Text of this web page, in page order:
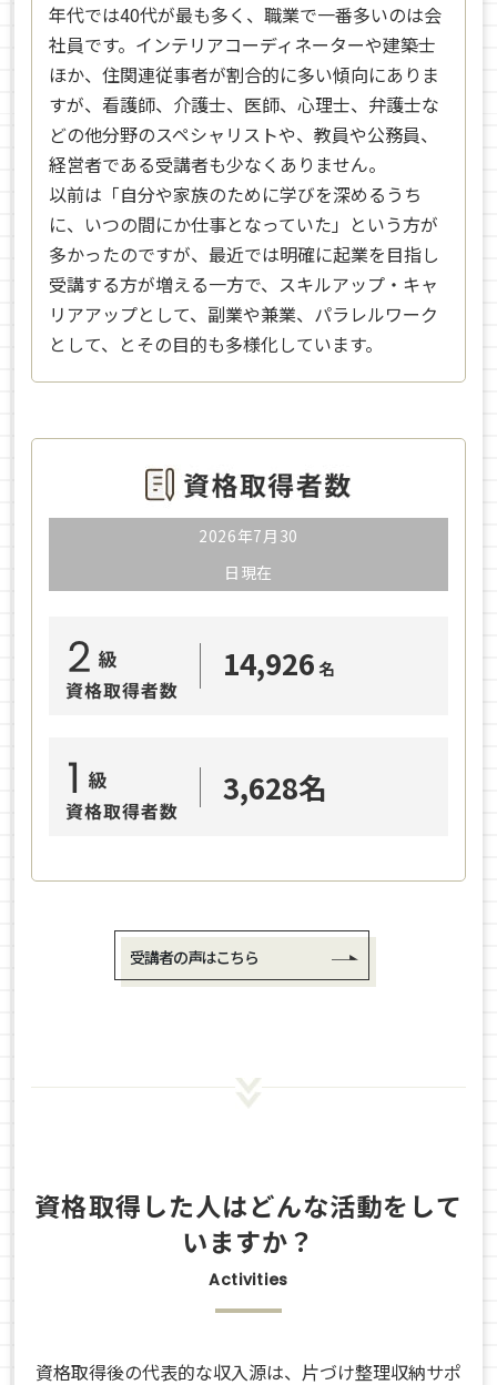
年代では40代が最も多く、職業で一番多いのは会
社員です。インテリアコーディネーターや建築士
ほか、住関連従事者が割合的に多い傾向にありま
すが、看護師、介護士、医師、心理士、弁護士な
どの他分野のスペシャリストや、教員や公務員、
経営者である受講者も少なくありません。
以前は「自分や家族のために学びを深めるうち
に、いつの間にか仕事となっていた」という方が
多かったのですが、最近では明確に起業を目指し
受講する方が増える一方で、スキルアップ・キャ
リアアップとして、副業や兼業、パラレルワーク
として、とその目的も多様化しています。
2026年7月30
日現在
14,926 名
3,628名
受講者の声はこちら
資格取得した人はどんな活動をして
いますか？
Activities
資格取得後の代表的な収入源は、片づけ整理収納サポ